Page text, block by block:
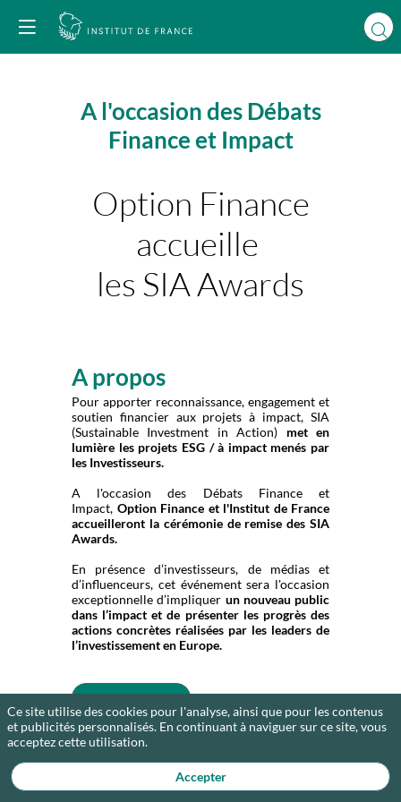
A l'occasion des Débats
Finance et Impact
Option Finance
accueille
les SIA Awards
A propos
Pour apporter reconnaissance, engagement et
soutien financier aux projets à impact, SIA
(Sustainable Investment in Action) met en
lumière les projets ESG / à impact menés par
les Investisseurs.
A l'occasion des Débats Finance et
Impact, Option Finance et l'Institut de France
accueilleront la cérémonie de remise des SIA
Awards.
En présence d’investisseurs, de médias et
d’influenceurs, cet événement sera l'occasion
exceptionnelle d’impliquer un nouveau public
dans l’impact et de présenter les progrès des
actions concrètes réalisées par les leaders de
l’investissement en Europe.
Voir les Lauréats
Ce site utilise des cookies pour l'analyse, ainsi que pour les contenus
et publicités personnalisés. En continuant à naviguer sur ce site, vous
acceptez cette utilisation.
Accepter